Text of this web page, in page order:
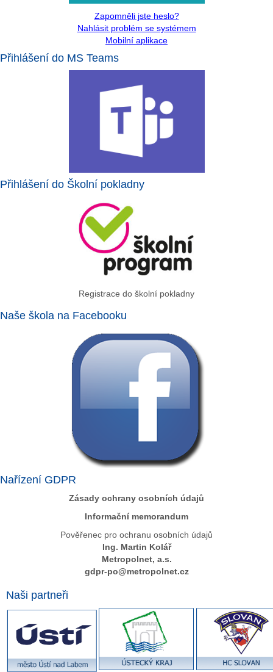
Zapomněli jste heslo?
Nahlásit problém se systémem
Mobilní aplikace
Přihlášení do MS Teams
Přihlášení do Školní pokladny
Registrace do školní pokladny
Naše škola na Facebooku
Nařízení GDPR
Zásady ochrany osobních údajů
Informační memorandum
Pověřenec pro ochranu osobních údajů
Ing. Martin Kolář
Metropolnet, a.s.
gdpr-po@metropolnet.cz
Naši partneři